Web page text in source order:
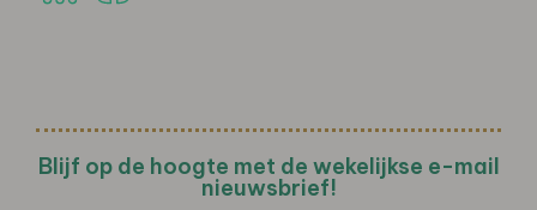
Blijf op de hoogte met de wekelijkse e-mail
nieuwsbrief!